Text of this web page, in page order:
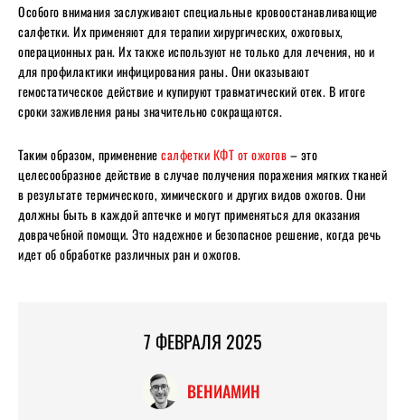
Особого внимания заслуживают специальные кровоостанавливающие
салфетки. Их применяют для терапии хирургических, ожоговых,
операционных ран. Их также используют не только для лечения, но и
для профилактики инфицирования раны. Они оказывают
гемостатическое действие и купируют травматический отек. В итоге
сроки заживления раны значительно сокращаются.
Таким образом, применениесалфетки КФТ от ожогов– это
целесообразное действие в случае получения поражения мягких тканей
в результате термического, химического и других видов ожогов. Они
должны быть в каждой аптечке и могут применяться для оказания
доврачебной помощи. Это надежное и безопасное решение, когда речь
идет об обработке различных ран и ожогов.
7 ФЕВРАЛЯ 2025
ВЕНИАМИН